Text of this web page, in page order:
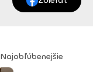
Najobľúbenejšie